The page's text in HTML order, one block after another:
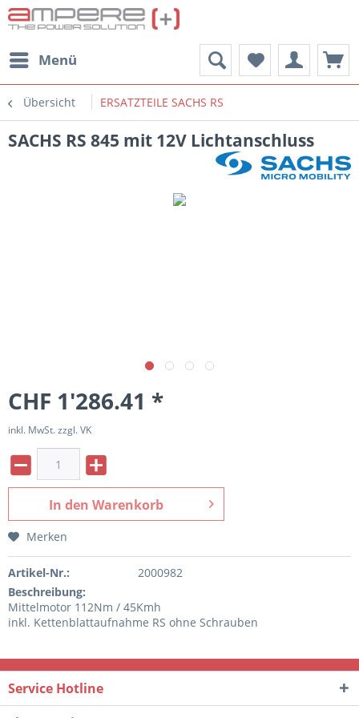
Menü
Übersicht ERSATZTEILE SACHS RS
SACHS RS 845 mit 12V Lichtanschluss
CHF 1'286.41 *
inkl. MwSt. zzgl. VK
In den Warenkorb
Merken
Artikel-Nr.:
2000982
Beschreibung:
Mittelmotor 112Nm / 45Kmh
inkl. Kettenblattaufnahme RS ohne Schrauben
Service Hotline